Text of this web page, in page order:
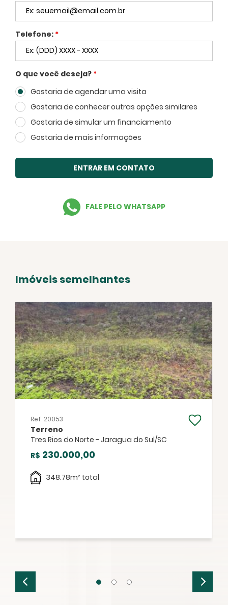
FECHAR
Facebook
Telefone: *
O que você deseja? *
Gostaria de agendar uma visita
Gostaria de conhecer outras opções similares
Gostaria de simular um financiamento
Gostaria de mais informações
ENTRAR EM CONTATO
FALE PELO WHATSAPP
Voltar
Imóveis semelhantes
Ref: 20053
Terreno
Tres Rios do Norte - Jaragua do Sul/SC
R$ 230.000,00
348.78m² total